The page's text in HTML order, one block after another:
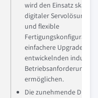
wird den Einsatz
digitaler Servolösungen
und flexible
einfachere Upgrades bei
entwickelnden
Betriebsanforderungen
ermöglichen.
Die zunehmende